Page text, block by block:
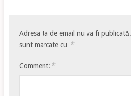
Adresa ta de email nu va fi publicată.
sunt marcate cu *
Comment: *